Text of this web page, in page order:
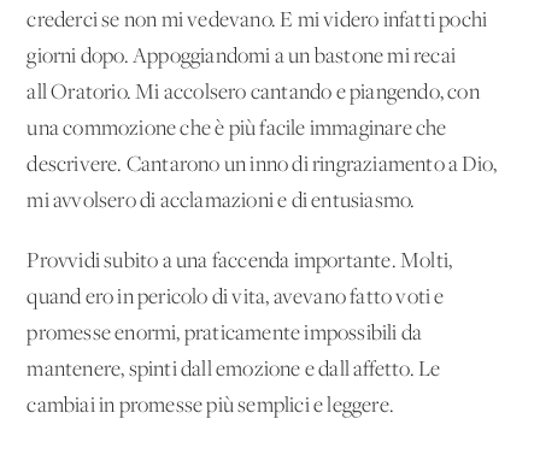
crederci se non mi vedevano. E mi videro infatti pochi
giorni dopo. Appoggiandomi a un bastone mi recai
all'Oratorio. Mi accolsero cantando e piangendo, con
una commozione che è più facile immaginare che
descrivere. Cantarono un inno di ringraziamento a Dio,
mi avvolsero di acclamazioni e di entusiasmo.
Provvidi subito a una faccenda importante. Molti,
quand'ero in pericolo di vita, avevano fatto voti e
promesse enormi, praticamente impossibili da
mantenere, spinti dall'emozione e dall'affetto. Le
cambiai in promesse più semplici e leggere.